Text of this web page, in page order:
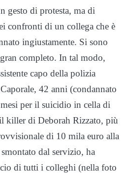
gesto di protesta, ma di
confronti di un collega che è
ingiustamente. Si sono
completo. In tal modo,
capo della polizia
42 anni (condannato
mesi per il suicidio in cella di
killer di Deborah Rizzato, più
di 10 mila euro alla
dal servizio, ha
di tutti i colleghi (nella foto